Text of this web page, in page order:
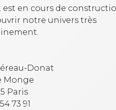
en cours de
notre univers très
Donat
Monge
Paris
73 91